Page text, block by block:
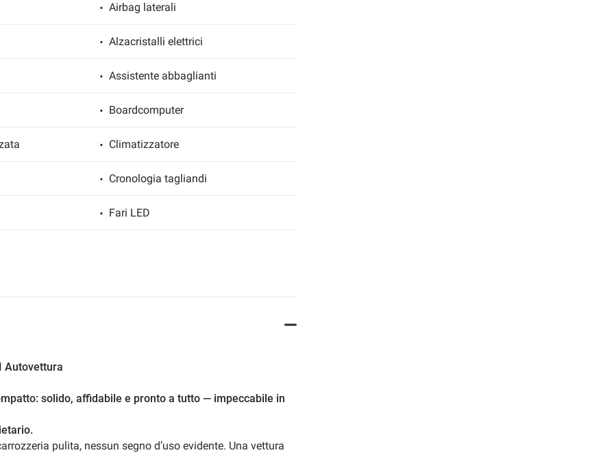
Airbag laterali
Alzacristalli elettrici
Assistente abbaglianti
Boardcomputer
Climatizzatore
Cronologia tagliandi
Fari LED
Autovettura
solido, affidabile e pronto a tutto — impeccabile in
pulita, nessun segno d’uso evidente. Una vettura